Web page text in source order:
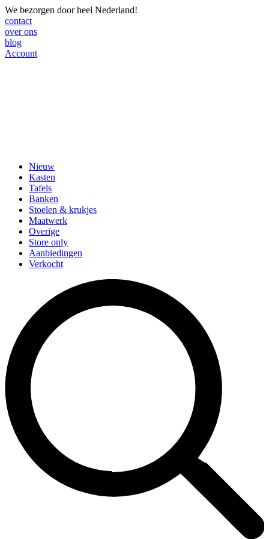
We bezorgen door heel Nederland!
contact
over ons
blog
Account
Nieuw
Kasten
Tafels
Banken
Stoelen & krukjes
Maatwerk
Overige
Store only
Aanbiedingen
Verkocht